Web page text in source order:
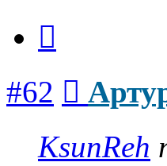
#62
KsunReh